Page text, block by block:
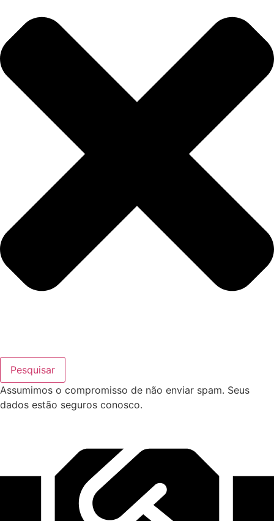
Pesquisar
Assumimos o compromisso de não enviar spam. Seus
dados estão seguros conosco.